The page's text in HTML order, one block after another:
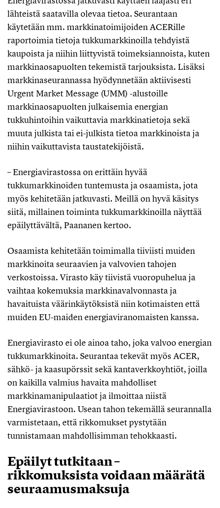
lähteistä saatavilla olevaa tietoa. Seurantaan
käytetään mm. markkinatoimijoiden ACERille
raportoimia tietoja tukkumarkkinoilla tehdyistä
kaupoista ja niihin liittyvistä toimeksiannoista, kuten
markkinaosapuolten tekemistä tarjouksista. Lisäksi
markkinaseurannassa hyödynnetään aktiivisesti
Urgent Market Message (UMM) -alustoille
markkinaosapuolten julkaisemia energian
tukkuhintoihin vaikuttavia markkinatietoja sekä
muuta julkista tai ei-julkista tietoa markkinoista ja
niihin vaikuttavista taustatekijöistä.
– Energiavirastossa on erittäin hyvää
tukkumarkkinoiden tuntemusta ja osaamista, jota
myös kehitetään jatkuvasti. Meillä on hyvä käsitys
siitä, millainen toiminta tukkumarkkinoilla näyttää
epäilyttävältä, Paananen kertoo.
Osaamista kehitetään toimimalla tiiviisti muiden
markkinoita seuraavien ja valvovien tahojen
verkostoissa. Virasto käy tiivistä vuoropuhelua ja
vaihtaa kokemuksia markkinavalvonnasta ja
havaituista väärinkäytöksistä niin kotimaisten että
muiden EU-maiden energiaviranomaisten kanssa.
Energiavirasto ei ole ainoa taho, joka valvoo energian
tukkumarkkinoita. Seurantaa tekevät myös ACER,
sähkö- ja kaasupörssit sekä kantaverkkoyhtiöt, joilla
on kaikilla valmius havaita mahdolliset
markkinamanipulaatiot ja ilmoittaa niistä
Energiavirastoon. Usean tahon tekemällä seurannalla
varmistetaan, että rikkomukset pystytään
tunnistamaan mahdollisimman tehokkaasti.
Epäilyt tutkitaan –
rikkomuksista voidaan määrätä
seuraamusmaksuja